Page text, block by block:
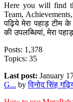
Here you will find
Team,
पढ़िये मेरा पहाड़ टीम के
की उपलब्धियां, मेरा
Posts: 1,378
Topics: 35
Last post: January
G... byविनोद सिंह